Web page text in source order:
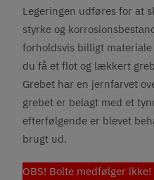
Legeringen udføres for at
styrke og
forholdsvis billigt
du få et flot og lækkert
Grebet har en jernfarvet
grebet er belagt med et
efterfølgende er blevet
brugt ud.
OBS! Bolte medfølger